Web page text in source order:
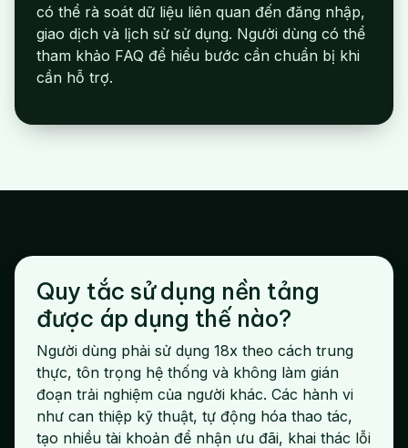
có thể rà soát dữ liệu liên quan đến đăng nhập,
giao dịch và lịch sử sử dụng. Người dùng có thể
tham khảo FAQ để hiểu bước cần chuẩn bị khi
cần hỗ trợ.
Quy tắc sử dụng nền tảng
được áp dụng thế nào?
Người dùng phải sử dụng 18x theo cách trung
thực, tôn trọng hệ thống và không làm gián
đoạn trải nghiệm của người khác. Các hành vi
như can thiệp kỹ thuật, tự động hóa thao tác,
tạo nhiều tài khoản để nhận ưu đãi, khai thác lỗi